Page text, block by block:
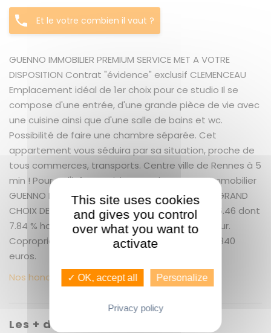
Et le votre combien il vaut ?
GUENNO IMMOBILIER PREMIUM SERVICE MET A VOTRE
DISPOSITION Contrat "évidence" exclusif CLEMENCEAU
Emplacement idéal de 1er choix pour ce studio Il se
compose d'une entrée, d'une grande pièce de vie avec
une cuisine ainsi que d'une salle de bains et wc.
Possibilité de faire une chambre séparée. Cet
appartement vous séduira par sa situation, proche de
tous commerces, transports. Centre ville de Rennes à 5
min ! Pour + d'infos et visite appeler Guenno Immobilier
GUENNO Immobilier Saint-Hélier- Gare, LE PLUS GRAND
CHOIX DE BIENS IMMOBILIERS A RENNES 02.23.40.46.46 dont
7.84 % honoraires TTC à la charge de l'acquéreur.
Copropriété de 40 lots (). Charges annuelles : 840
euros.
Nos honoraires
Les + du bien
This site uses cookies
and gives you control
over what you want to
activate
✓ OK, accept all Personalize
Privacy policy